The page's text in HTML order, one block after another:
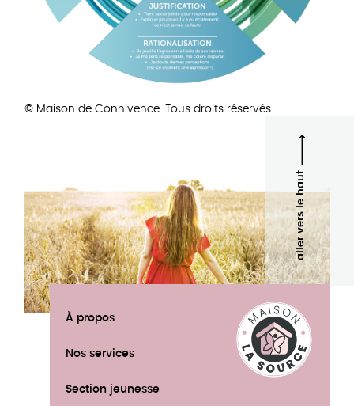
© Maison de Connivence. Tous droits réservés
aller vers le haut
À propos
Nos services
Section jeunesse